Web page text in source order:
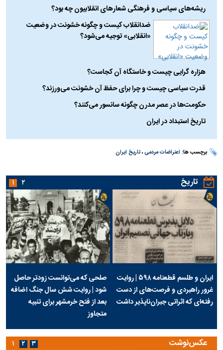
ریشه‌های سیاسی و فرهنگی شعارهای انقلابیون چه بود؟
ضدانقلاب کیست و چگونه خشونت در وضعیت
«انقلابی» توجیه می‌شود؟
هزاره گرایی چیست و خاستگاه آن کجاست؟
قدرت سیاسی چیست و چرا برای حفظ آن خشونت می‌ورزند؟
حکومت‌ها در عصر مدرن چگونه سانسور می‌کنند؟
تاریخ استبداد در ایران
برچسب ها: اعتراضات مردمی،تاریخ ایران
تاریخ
ایران و طلسم قطعنامه ۵۹۸ | روایت
غرور راهبردی و فرصت‌های از دست
رفته‌ای که اثراتی جبران‌ناپذیر داشت
صلحی که می‌توانست زودتر حاصل
شود | روایت شش سال جنگ اضافه
بعد از فتح خرمشهر برای تنبیه
متجاوز
۱ ۲
عکس‌نوشت ۱ ۲ ۳